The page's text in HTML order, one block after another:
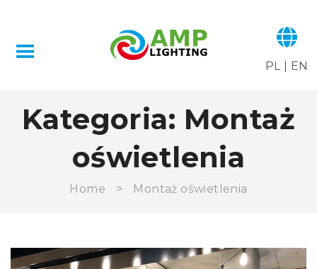
PL EN
Kategoria: Montaż
oświetlenia
Home > Montaż oświetlenia